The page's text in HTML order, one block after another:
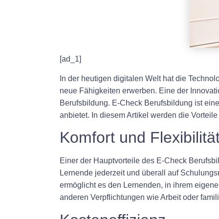
[ad_1]
In der heutigen digitalen Welt hat die
neue Fähigkeiten erwerben. Eine der
Berufsbildung. E-Check Berufsbildung ist
anbietet. In diesem Artikel werden die
Komfort und
Einer der Hauptvorteile des E-Check
Lernende jederzeit und überall auf
ermöglicht es den Lernenden, in ihrem
anderen Verpflichtungen wie Arbeit oder